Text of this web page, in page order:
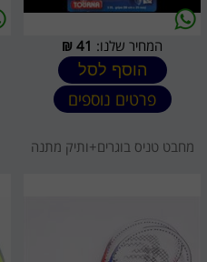
המחיר שלנו: 41
₪
הוסף לסל
פרטים נוספים
מחבט טניס בוגרים+ותיק מתנה